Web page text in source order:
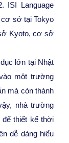
ISI Language
sở tại Tokyo
Kyoto, cơ sở
lớn tại Nhật
một trường
mà còn thành
nhà trường
để thiết kế thời
dễ dàng hiểu